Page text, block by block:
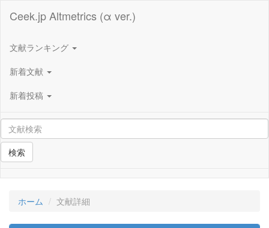
Ceek.jp Altmetrics (α ver.)
文献ランキング
新着文献
新着投稿
検索
ホーム 文献詳細